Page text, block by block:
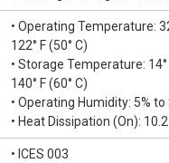
• Operating Temperature:
122° F (50° C)
• Storage Temperature: 14°
140° F (60° C)
• Operating Humidity: 5% to
• Heat Dissipation (On):
• ICES 003